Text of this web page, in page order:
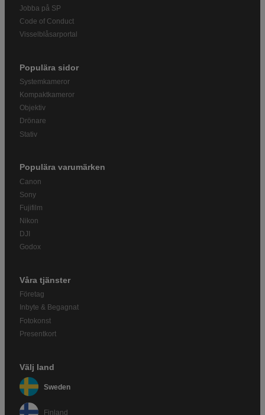
Jobba på SP
Code of Conduct
Visselblåsarportal
Populära sidor
Systemkameror
Kompaktkameror
Objektiv
Drönare
Stativ
Populära varumärken
Canon
Sony
Fujifilm
Nikon
DJI
Godox
Våra tjänster
Företag
Inbyte & Begagnat
Fotokonst
Presentkort
Välj land
Sweden
Finland